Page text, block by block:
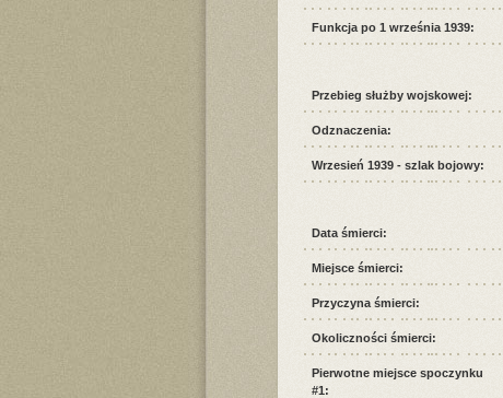
Funkcja po 1 września 1939:
Przebieg służby wojskowej:
Odznaczenia:
Wrzesień 1939 - szlak bojowy:
Data śmierci:
Miejsce śmierci:
Przyczyna śmierci:
Okoliczności śmierci:
Pierwotne miejsce spoczynku
#1: